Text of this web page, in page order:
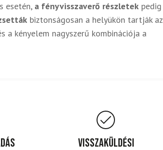
esetén, a fényvisszaverő részletek pedig
biztonságosan a helyükön tartják az
a kényelem nagyszerű kombinációja a
Visszaküldési